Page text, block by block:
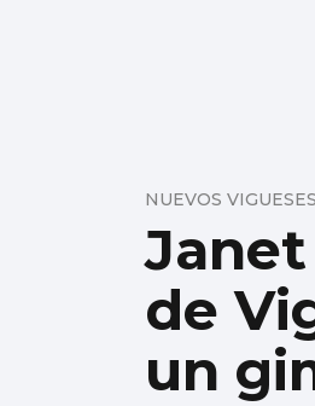
de
un
NUEVOS VIGUESES